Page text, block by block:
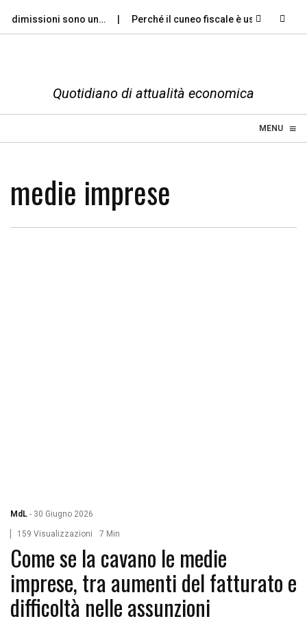
dimissioni sono un… Perché il cuneo fiscale è uscito dal
Quotidiano di attualità economica
MENU ≡
☰
medie imprese
MdL - 30 Giugno 2026
159 Visualizzazioni 7 Min
Come se la cavano le medie
imprese, tra aumenti del fatturato e
difficoltà nelle assunzioni